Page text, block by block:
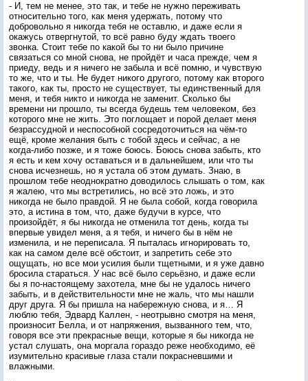
- И, тем не менее, это так, и тебе не нужно переживать
относительно того, как меня удержать, потому что
добровольно я никогда тебя не оставлю, и даже если я
окажусь отвергнутой, то всё равно буду ждать твоего
звонка. Стоит тебе по какой бы то ни было причине
связаться со мной снова, не пройдёт и часа прежде, чем я
приеду, ведь и я ничего не забыла и всё помню, и чувствую
то же, что и ты. Не будет никого другого, потому как второго
такого, как ты, просто не существует, ты единственный для
меня, и тебя никто и никогда не заменит. Сколько бы
времени ни прошло, ты всегда будешь тем человеком, без
которого мне не жить. Это поглощает и порой делает меня
безрассудной и неспособной сосредоточиться на чём-то
ещё, кроме желания быть с тобой здесь и сейчас, а не
когда-либо позже, и я тоже боюсь. Боюсь снова забыть, кто
я есть и кем хочу оставаться и в дальнейшем, или что ты
снова исчезнешь, но я устала об этом думать. Знаю, в
прошлом тебе неоднократно доводилось слышать о том, как
я жалею, что мы встретились, но всё это ложь, и это
никогда не было правдой. Я не была собой, когда говорила
это, а истина в том, что, даже будучи в курсе, что
произойдёт, я бы никогда не отменила тот день, когда ты
впервые увидел меня, а я тебя, и ничего бы в нём не
изменила, и не переписала. Я пыталась игнорировать то,
как на самом деле всё обстоит, и запретить себе это
ощущать, но все мои усилия были тщетными, и я уже давно
бросила стараться. У нас всё было серьёзно, и даже если
бы я по-настоящему захотела, мне бы не удалось ничего
забыть, и в действительности мне не жаль, что мы нашли
друг друга. Я бы пришла на набережную снова, и я… Я
люблю тебя, Эдвард Каллен, - неотрывно смотря на меня,
произносит Белла, и от напряжения, вызванного тем, что,
говоря все эти прекрасные вещи, которые я бы никогда не
устал слушать, она моргала гораздо реже необходимо, её
изумительно красивые глаза стали покрасневшими и
влажными.